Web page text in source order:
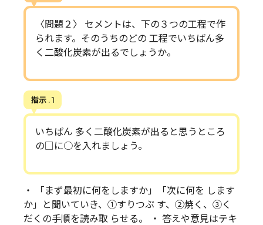
〈問題２〉 セメントは、下の３つの工程で作
られます。そのうちのどの 工程でいちばん多
く二酸化炭素が出るでしょうか。
指示 . 1
いちばん 多く二酸化炭素が出ると思うところ
の□に○を入れましょう。
・ 「まず最初に何をしますか」「次に何を します
か」と聞いていき、①すりつぶ す、②焼く、③く
だくの手順を読み取 らせる。 ・ 答えや意見はテキ